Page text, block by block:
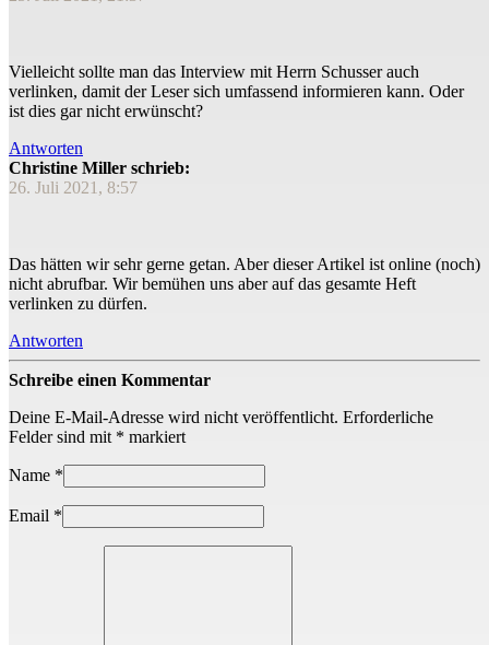
Vielleicht sollte man das Interview mit Herrn Schusser auch
verlinken, damit der Leser sich umfassend informieren kann. Oder
ist dies gar nicht erwünscht?
Antworten
Christine Miller schrieb:
26. Juli 2021, 8:57
Das hätten wir sehr gerne getan. Aber dieser Artikel ist online (noch)
nicht abrufbar. Wir bemühen uns aber auf das gesamte Heft
verlinken zu dürfen.
Antworten
Schreibe einen Kommentar
Deine E-Mail-Adresse wird nicht veröffentlicht. Erforderliche
Felder sind mit * markiert
Name *
Email *